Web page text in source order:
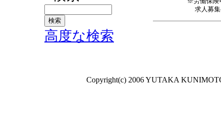
高度な検索
求人募集手
Copyright(c) 2006 YUTAKA